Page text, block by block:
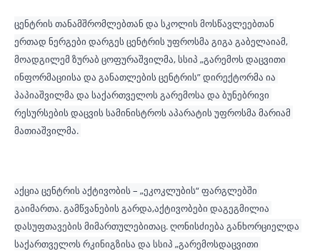
ცენტრის თანამშრომლებთან და სკოლის მოსწავლეებთან
ერთად ნერგები დარგეს ცენტრის უფროსმა გიგა გაბელაიამ,
მოადგილემ ზურაბ ცოფურაშვილმა, სსიპ „გარემოს დაცვითი
ინფორმაციისა და განათლების ცენტრის” დირექტორმა ია
პაპიაშვილმა და საქართველოს გარემოსა და ბუნებრივი
რესურსების დაცვის სამინისტროს აპარატის უფროსმა მარიამ
მათიაშვილმა.
აქცია ცენტრის აქტივობის – „ეკოკლუბის“ ფარგლებში
გაიმართა. გამწვანების გარდა,აქტივობები დაგეგმილია
დასუფთავების მიმართულებითაც. ღონისძიება განხორციელდა
საქართველოს რკინიგზისა და სსიპ „გარემოსდაცვითი